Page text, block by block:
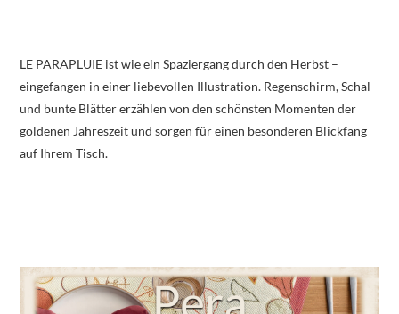
LE PARAPLUIE ist wie ein Spaziergang durch den Herbst –
eingefangen in einer liebevollen Illustration. Regenschirm, Schal
und bunte Blätter erzählen von den schönsten Momenten der
goldenen Jahreszeit und sorgen für einen besonderen Blickfang
auf Ihrem Tisch.